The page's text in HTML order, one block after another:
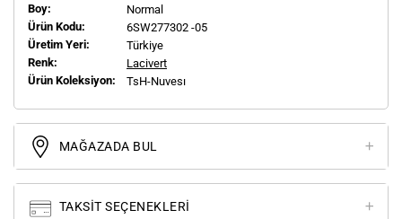
Boy:
Normal
Ürün Kodu:
6SW277302 -05
Üretim Yeri:
Türkiye
Renk:
Lacivert
Ürün Koleksiyon:
TsH-Nuvesı
MAĞAZADA BUL
TAKSIT SEÇENEKLERI